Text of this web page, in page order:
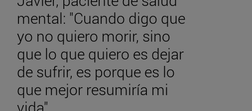
mental: "Cuando digo que
yo no quiero morir, sino
que lo que quiero es dejar
de sufrir, es porque es lo
que mejor resumiría mi